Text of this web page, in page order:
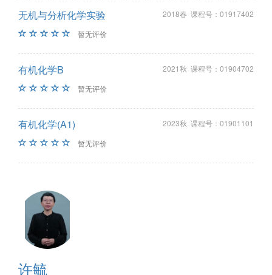
无机与分析化学实验
2018春 课程号：01917402
暂无评价
有机化学B
2021秋 课程号：01904702
暂无评价
有机化学(A1)
2023秋 课程号：01901101
暂无评价
许毓